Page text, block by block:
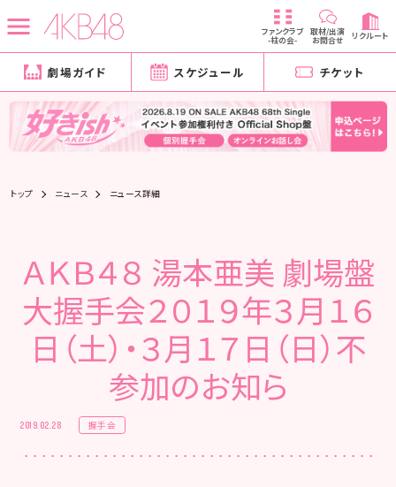
ファンクラブ
-柱の会-
取材/出演
お問合せ リクルート
劇場ガイド スケジュール チケット
トップ ニュース ニュース詳細
ＡＫＢ４８ 湯本亜美 劇場盤
大握手会２０１９年３月１６
日（土）・３月１７日（日）不
参加のお知ら
2019.02.28 握手会